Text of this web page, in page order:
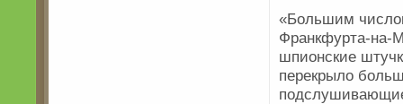
«Большим
Франкфурта-на-
шпионские
перекрыло